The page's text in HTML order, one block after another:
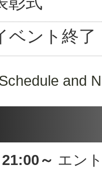
ベント終了
and
～ エン